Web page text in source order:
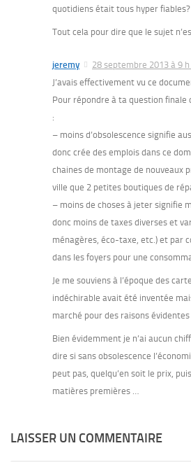
quotidiens était tous hyper fiables?
Tout cela pour dire que le sujet
jeremy
28 septembre 2013 à 9
J’avais effectivement vu ce
Pour répondre à ta question finale
:
– moins d’obsolescence signifie
donc crée des emplois dans ce
chaines de montage de nouveaux
ville que 2 petites boutiques de
– moins de choses à jeter signifie
donc moins de taxes diverses et
ménagères, éco-taxe, etc.) et par
dans les foyers pour une
Je me souviens à l’époque des
indéchirable avait été inventée
marché pour des raisons
Bien évidemment je n’ai aucun
dire si sans obsolescence
peut pas, quelqu’en soit le prix,
matières premières …
LAISSER UN COMMENTAIRE